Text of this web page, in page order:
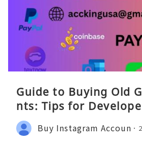
Guide to Buying Old
nts: Tips for
Buy Instagram Accoun